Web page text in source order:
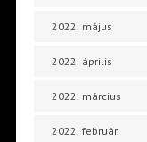
2022. május
2022. április
2022. március
2022. február